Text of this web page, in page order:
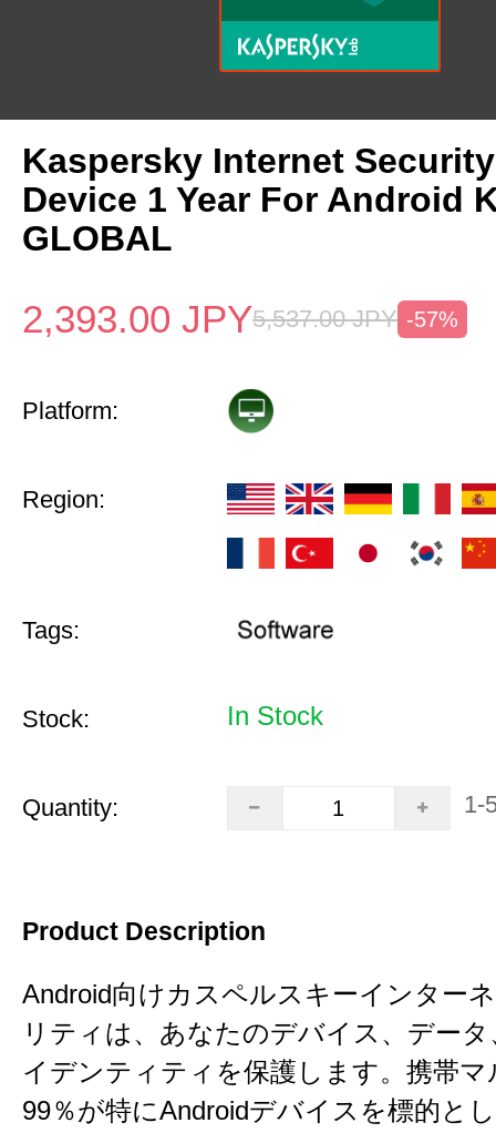
Kaspersky Internet
Device 1 Year For Android
GLOBAL
2,393.00 JPY5,537.00 JPY -57%
Platform:
Region:
Tags:
Stock: In Stock
Quantity: 1-
Product Description
Android向けカスペルスキーインター
リティは、あなたのデバイス、デー
イデンティティを保護します。携帯
99％が特にAndroidデバイスを標的と